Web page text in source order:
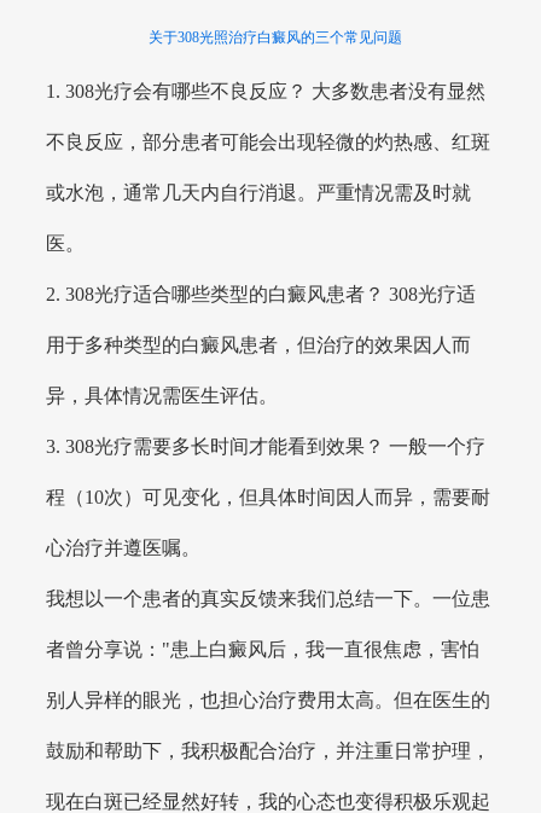
关于308光照治疗白癜风的三个常见问题
1. 308光疗会有哪些不良反应？ 大多数患者没有显然
不良反应，部分患者可能会出现轻微的灼热感、红斑
或水泡，通常几天内自行消退。严重情况需及时就
医。
2. 308光疗适合哪些类型的白癜风患者？ 308光疗适
用于多种类型的白癜风患者，但治疗的效果因人而
异，具体情况需医生评估。
3. 308光疗需要多长时间才能看到效果？ 一般一个疗
程（10次）可见变化，但具体时间因人而异，需要耐
心治疗并遵医嘱。
我想以一个患者的真实反馈来我们总结一下。一位患
者曾分享说："患上白癜风后，我一直很焦虑，害怕
别人异样的眼光，也担心治疗费用太高。但在医生的
鼓励和帮助下，我积极配合治疗，并注重日常护理，
现在白斑已经显然好转，我的心态也变得积极乐观起